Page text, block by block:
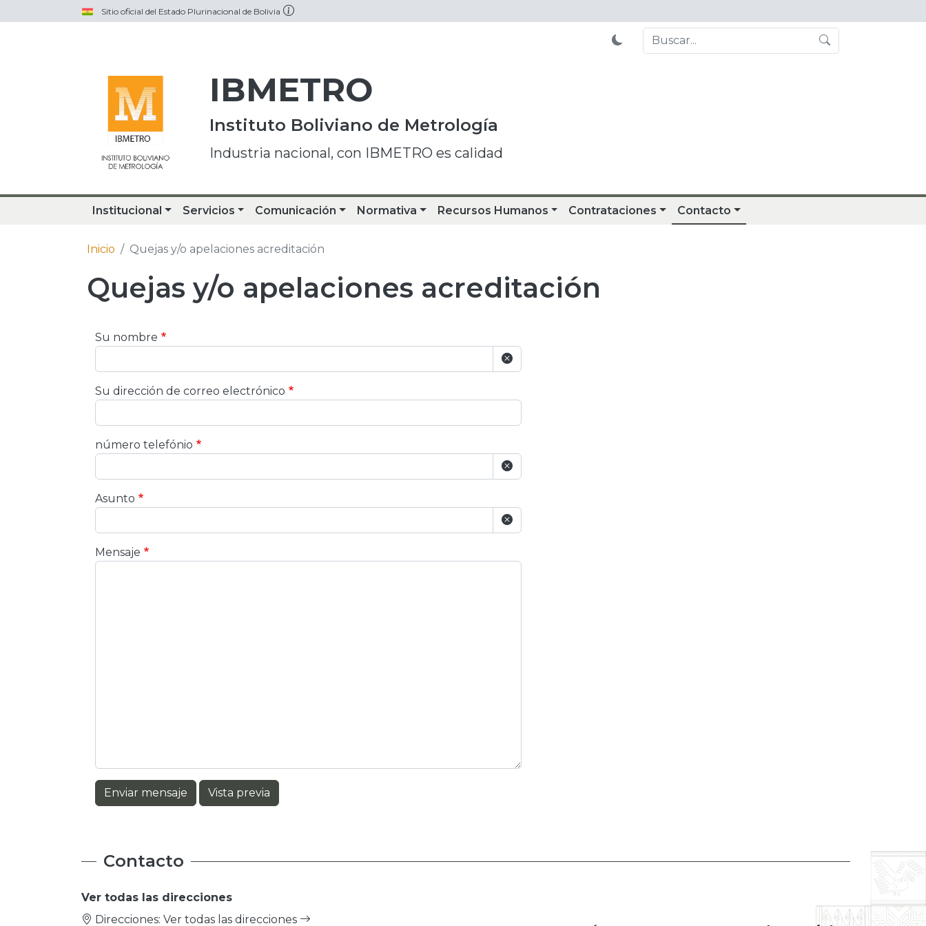
Pasar al contenido principalSitio oficial del Estado Plurinacional de Bolivia
IBMETRO
Instituto Boliviano de Metrología
Industria nacional, con IBMETRO es calidad
Institucional Servicios Comunicación Normativa Recursos Humanos Contrataciones Contacto
Inicio Quejas y/o apelaciones acreditación
Quejas y/o apelaciones acreditación
Su nombre
Su dirección de correo electrónico
número telefónio
Asunto
Mensaje
Enviar mensaje Vista previa
Contacto
Ver todas las direcciones
Direcciones: Ver todas las direcciones